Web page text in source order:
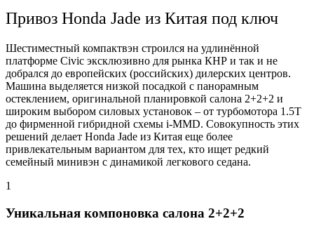
Привоз Honda Jade из Китая под ключ
Шестиместный компактвэн строился на удлинённой
платформе Civic эксклюзивно для рынка КНР и так и не
добрался до европейских (российских) дилерских центров.
Машина выделяется низкой посадкой с панорамным
остеклением, оригинальной планировкой салона 2+2+2 и
широким выбором силовых установок – от турбомотора 1.5T
до фирменной гибридной схемы i-MMD. Совокупность этих
решений делает Honda Jade из Китая еще более
привлекательным вариантом для тех, кто ищет редкий
семейный минивэн с динамикой легкового седана.
1
Уникальная компоновка салона 2+2+2